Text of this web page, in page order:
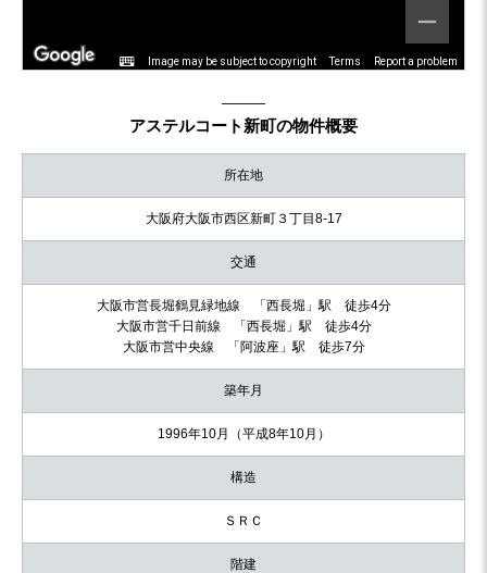
Image may be subject to copyright Terms Report a problem
アステルコート新町の物件概要
所在地
大阪府大阪市西区新町３丁目8-17
交通
大阪市営長堀鶴見緑地線 「西長堀」駅 徒歩4分
大阪市営千日前線 「西長堀」駅 徒歩4分
大阪市営中央線 「阿波座」駅 徒歩7分
築年月
1996年10月（平成8年10月）
構造
ＳＲＣ
階建